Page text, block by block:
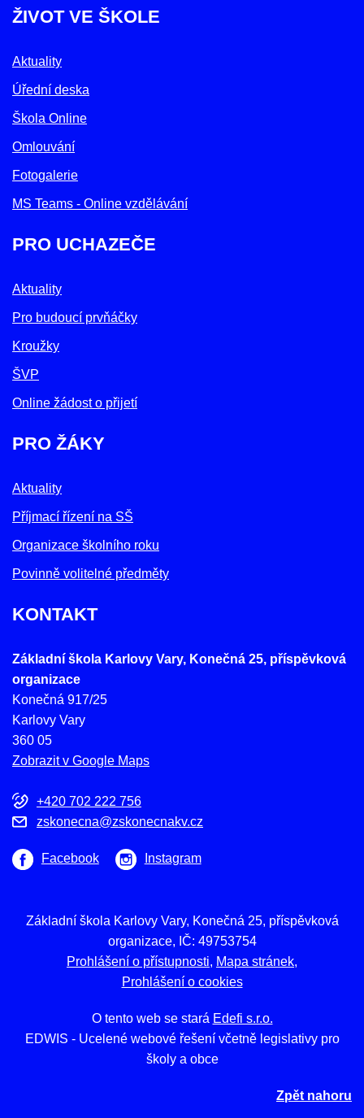
ŽIVOT VE ŠKOLE
Aktuality
Úřední deska
Škola Online
Omlouvání
Fotogalerie
MS Teams - Online vzdělávání
PRO UCHAZEČE
Aktuality
Pro budoucí prvňáčky
Kroužky
ŠVP
Online žádost o přijetí
PRO ŽÁKY
Aktuality
Příjmací řízení na SŠ
Organizace školního roku
Povinně volitelné předměty
KONTAKT
Základní škola Karlovy Vary, Konečná 25, příspěvková
organizace
Konečná 917/25
Karlovy Vary
360 05
Zobrazit v Google Maps
+420 702 222 756
zskonecna@zskonecnakv.cz
Facebook Instagram
Základní škola Karlovy Vary, Konečná 25, příspěvková
organizace, IČ: 49753754
Prohlášení o přístupnosti
Mapa stránek
Prohlášení o cookies
O tento web se stará Edefi s.r.o.
EDWIS - Ucelené webové řešení včetně legislativy pro
školy a obce
Zpět nahoru